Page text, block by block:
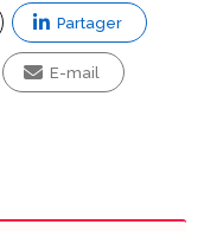
Partager
E-mail